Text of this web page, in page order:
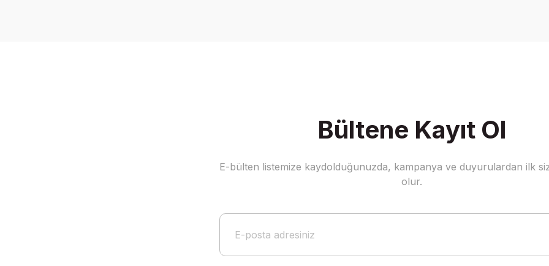
Gönder
Bültene Kayıt Ol
E-bülten listemize kaydolduğunuzda, kampanya ve duyurulardan ilk
olur.